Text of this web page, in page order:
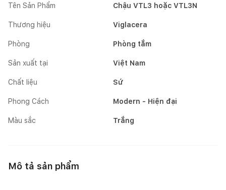
Tên Sản Phẩm Chậu VTL3 hoặc VTL3N
Thương hiệu Viglacera
Phòng Phòng tắm
Sản xuất tại Việt Nam
Chất liệu Sứ
Phong Cách Modern - Hiện đại
Màu sắc Trắng
Mô tả sản phẩm